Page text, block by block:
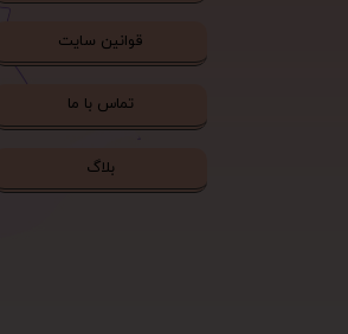
قوانین سایت
تماس با ما
بلاگ